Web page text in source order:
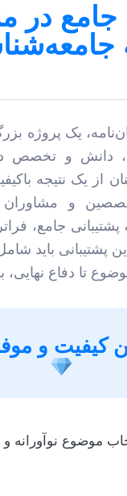
جامع در
یک
دانش و تخصص
از یک نتیجه
و
جامع،
پشتیبانی باید
تا دفاع نهایی،
کیفیت و
موضوع نوآورانه